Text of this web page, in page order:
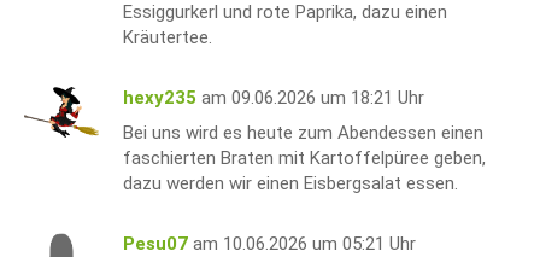
Essiggurkerl und rote Paprika, dazu einen
Kräutertee.
hexy235 am 09.06.2026 um 18:21 Uhr
Bei uns wird es heute zum Abendessen einen
faschierten Braten mit Kartoffelpüree geben,
dazu werden wir einen Eisbergsalat essen.
Pesu07 am 10.06.2026 um 05:21 Uhr